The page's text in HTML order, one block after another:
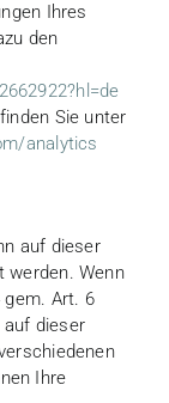
Ihres
den
?hl=de
Sie unter
/analytics
auf dieser
werden. Wenn
gem. Art. 6
auf dieser
Ihre